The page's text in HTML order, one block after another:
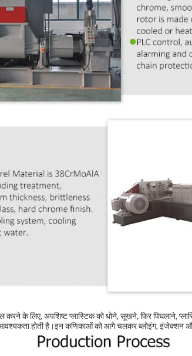
करने के लिए, अपशिष्ट प्लास्टिक को धोने, सूखने, फिर पिघलाने,
आवश्यकता होती है।इन कणिकाओं को आगे चलकर ब्लोइंग, इंजेक्शन और